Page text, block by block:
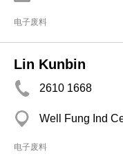
电子废料
Lin Kunbin
2610 1668
Well Fung Ind
电子废料